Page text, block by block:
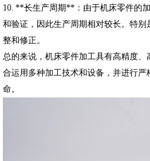
10. **长生产周期**：由于机床零件的
和验证，因此生产周期相对较长。特
整和修正。
总的来说，机床零件加工具有高精度
合运用多种加工技术和设备，并进行
命。